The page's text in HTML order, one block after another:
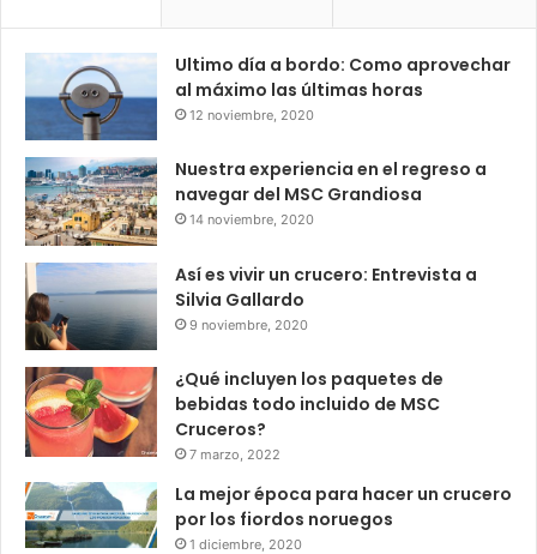
Ultimo día a bordo: Como aprovechar
al máximo las últimas horas
12 noviembre, 2020
Nuestra experiencia en el regreso a
navegar del MSC Grandiosa
14 noviembre, 2020
Así es vivir un crucero: Entrevista a
Silvia Gallardo
9 noviembre, 2020
¿Qué incluyen los paquetes de
bebidas todo incluido de MSC
Cruceros?
7 marzo, 2022
La mejor época para hacer un crucero
por los fiordos noruegos
1 diciembre, 2020